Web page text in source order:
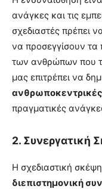
ανάγκες και τις
σχεδιαστές πρέπει
να προσεγγίσουν
των ανθρώπων που
μας επιτρέπει να
ανθρωποκεντρικές
πραγματικές
2. Συνεργατική
Η σχεδιαστική σκέψη
διεπιστημονική